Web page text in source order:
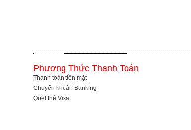
Phương Thức Thanh Toán
Thanh toán tiền mặt
Chuyển khoản Banking
Quẹt thẻ Visa